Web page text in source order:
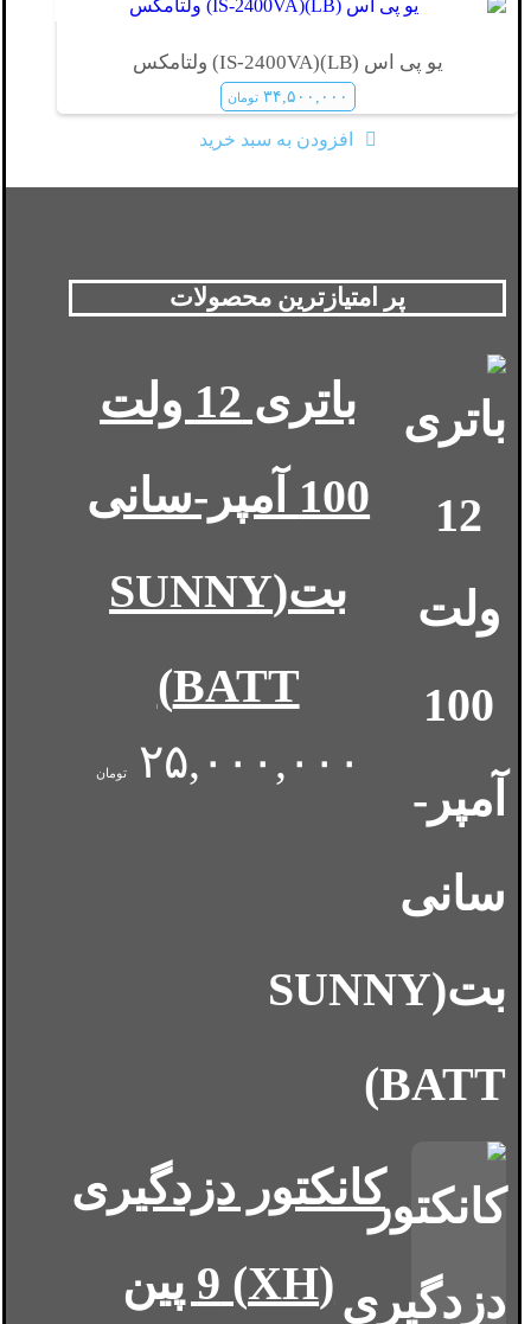
یو پی اس (LB)(IS-2400VA) ولتامکس
۳۴,۵۰۰,۰۰۰ تومان
افزودن به سبد خرید
پر امتیازترین محصولات
باتری 12 ولت
100 آمپر-سانی
بت(SUNNY
BATT)
۲۵,۰۰۰,۰۰۰
تومان
کانکتور دزدگیری
(XH) 9 پین